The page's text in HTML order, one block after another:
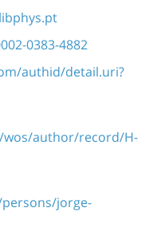
0383-4882
authid/detail.uri?
wos/author/record/H-
jorge-